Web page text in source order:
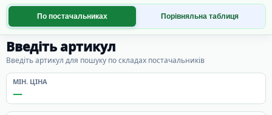
По постачальниках Порівняльна таблиця
Введіть артикул
Введіть артикул для пошуку по складах постачальників
МІН. ЦІНА
—